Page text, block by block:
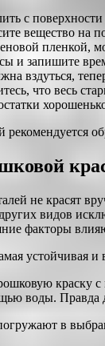
с
вещество на
пленкой,
и запишите
вздуться,
что весь
рекомендуется
не красят
видов
факторы
краску
воды. Правда
в